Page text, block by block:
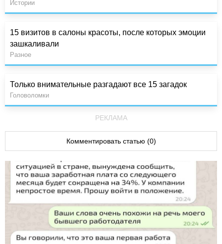
Истории
15 визитов в салоны красоты, после которых эмоции
зашкаливали
Разное
Только внимательные разгадают все 15 загадок
Головоломки
РЕКЛАМА
Комментировать статью (0)